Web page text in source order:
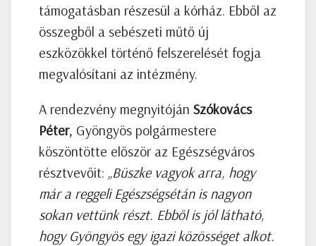
támogatásban részesül a kórház. Ebből az
összegből a sebészeti műtő új
eszközökkel történő felszerelését fogja
megvalósítani az intézmény.
A rendezvény megnyitóján Szókovács
Péter, Gyöngyös polgármestere
köszöntötte először az Egészségváros
résztvevőit: „Büszke vagyok arra, hogy
már a reggeli Egészségsétán is nagyon
sokan vettünk részt. Ebből is jól látható,
hogy Gyöngyös egy igazi közösséget alkot.